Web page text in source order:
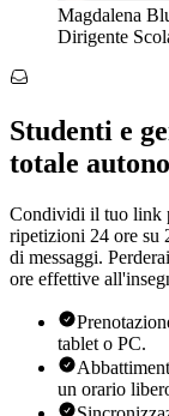
Magdalena
Dirigente
Studenti e
totale
Condividi il tuo link
ripetizioni 24 ore su
di messaggi.
ore effettive
tablet o PC.
un orario